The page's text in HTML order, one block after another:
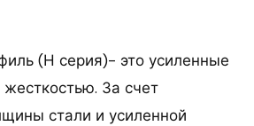
(Н серия)- это усиленные
За счет
стали и усиленной